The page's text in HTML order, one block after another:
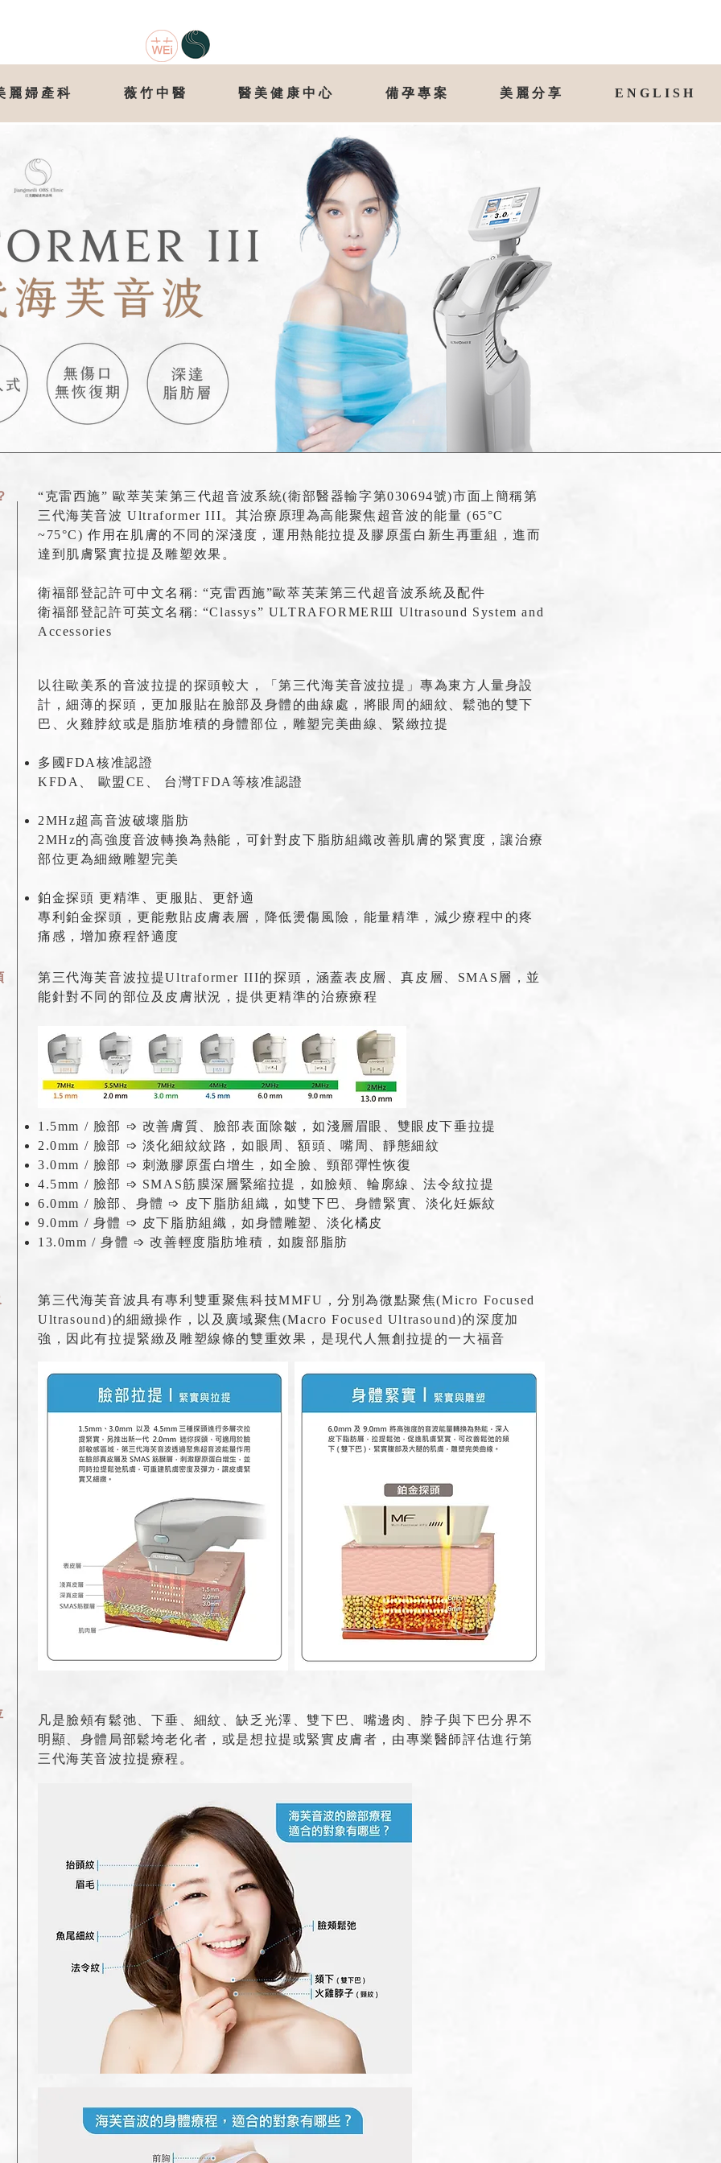
麗婦產科 薇竹中醫 醫美健康中心 備孕專案 美麗分享 ENGLISH
“克雷西施” 歐萃芙茉第三代超音波系統(衛部醫器輸字第030694號)市面上簡稱第
三代海芙音波 Ultraformer III。其治療原理為高能聚焦超音波的能量 (65°C
~75°C) 作用在肌膚的不同的深淺度，運用熱能拉提及膠原蛋白新生再重組，進而
達到肌膚緊實拉提及雕塑效果。
衛福部登記許可中文名稱: “克雷西施”歐萃芙茉第三代超音波系統及配件
衛福部登記許可英文名稱: “Classys” ULTRAFORMERШ Ultrasound System and
Accessories
以往歐美系的音波拉提的探頭較大，「第三代海芙音波拉提」專為東方人量身設
計，細薄的探頭，更加服貼在臉部及身體的曲線處，將眼周的細紋、鬆弛的雙下
巴、火雞脖紋或是脂肪堆積的身體部位，雕塑完美曲線、緊緻拉提
多國FDA核准認證
KFDA、 歐盟CE、 台灣TFDA等核准認證
2MHz超高音波破壞脂肪
2MHz的高強度音波轉換為熱能，可針對皮下脂肪組織改善肌膚的緊實度，讓治療
部位更為細緻雕塑完美
鉑金探頭 更精準、更服貼、更舒適
​專利鉑金探頭，更能敷貼皮膚表層，降低燙傷風險，能量精準，減少療程中的疼
痛感，增加療程舒適度
第三代海芙音波拉提Ultraformer III的探頭，涵蓋表皮層、真皮層、SMAS層，並
能針對不同的部位及皮膚狀況，提供更精準的治療療程
1.5mm / 臉部 ➩ 改善膚質、臉部表面除皺，如淺層眉眼、雙眼皮下垂拉提
2.0mm / 臉部 ➩ 淡化細紋紋路，如眼周、額頭、嘴周、靜態細紋
3.0mm / 臉部 ➩ 刺激膠原蛋白增生，如全臉、頸部彈性恢復
4.5mm / 臉部 ➩ SMAS筋膜深層緊縮拉提，如臉頰、輪廓線、法令紋拉提
6.0mm / 臉部、身體 ➩ 皮下脂肪組織，如雙下巴、身體緊實、淡化妊娠紋
9.0mm / 身體 ➩ 皮下脂肪組織，如身體雕塑、淡化橘皮
13.0mm / 身體 ➩ 改善輕度脂肪堆積，如腹部脂肪
第三代海芙音波具有專利雙重聚焦科技MMFU，分別為微點聚焦(Micro Focused
Ultrasound)的細緻操作，以及廣域聚焦(Macro Focused Ultrasound)的深度加
強，因此有拉提緊緻及雕塑線條的雙重效果，是現代人無創拉提的一大福音
凡是臉頰有鬆弛、下垂、細紋、缺乏光澤、雙下巴、嘴邊肉、脖子與下巴分界不
明顯、身體局部鬆垮老化者，或是想拉提或緊實皮膚者，由專業醫師評估進行第
三代海芙音波拉提療程。